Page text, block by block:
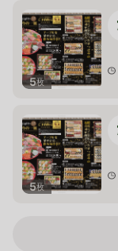
5枚
5枚